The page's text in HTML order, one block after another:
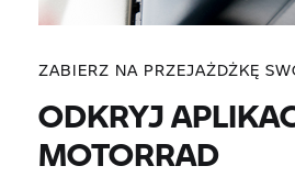
ZABIERZ NA PRZEJAŻDŻKĘ
ODKRYJ
MOTORRAD